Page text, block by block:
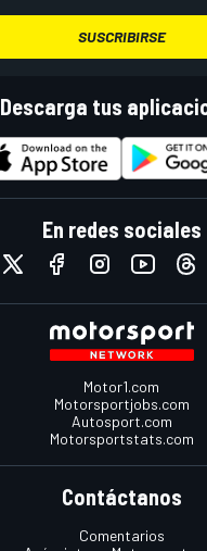
SUSCRIBIRSE
Descarga tus
En redes sociales
Motor1.com
Motorsportjobs.com
Autosport.com
Motorsportstats.com
Contáctanos
Comentarios